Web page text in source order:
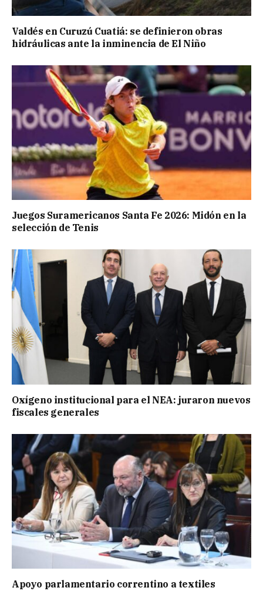
Valdés en Curuzú Cuatiá: se definieron obras
hidráulicas ante la inminencia de El Niño
Juegos Suramericanos Santa Fe 2026: Midón en la
selección de Tenis
Oxígeno institucional para el NEA: juraron nuevos
fiscales generales
Apoyo parlamentario correntino a textiles